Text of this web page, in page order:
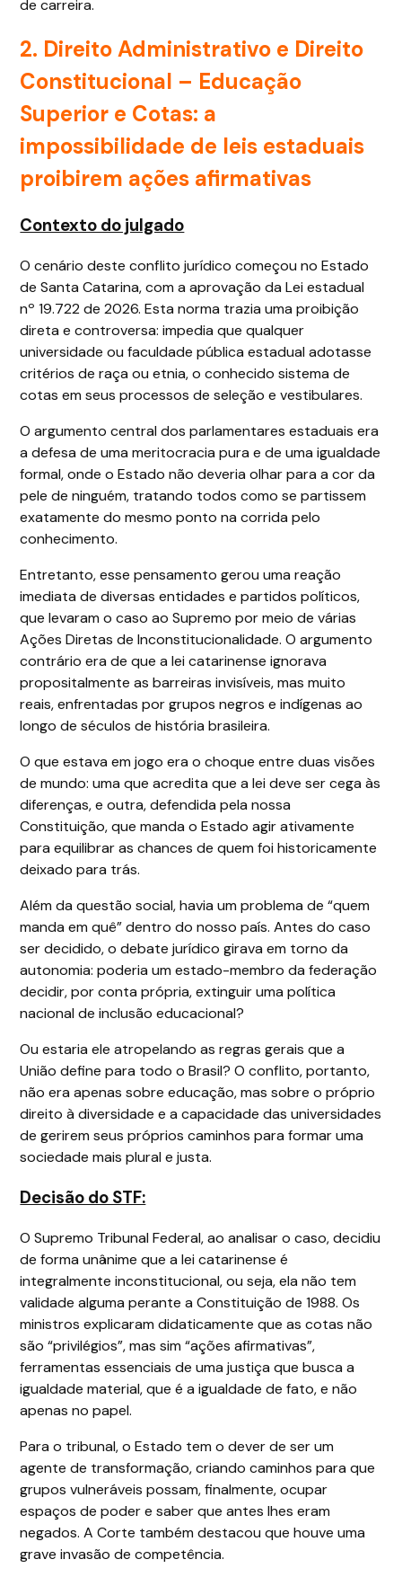
de carreira.
2. Direito Administrativo e Direito
Constitucional – Educação
Superior e Cotas: a
impossibilidade de leis estaduais
proibirem ações afirmativas
Contexto do julgado
O cenário deste conflito jurídico começou no Estado
de Santa Catarina, com a aprovação da Lei estadual
nº 19.722 de 2026. Esta norma trazia uma proibição
direta e controversa: impedia que qualquer
universidade ou faculdade pública estadual adotasse
critérios de raça ou etnia, o conhecido sistema de
cotas em seus processos de seleção e vestibulares.
O argumento central dos parlamentares estaduais era
a defesa de uma meritocracia pura e de uma igualdade
formal, onde o Estado não deveria olhar para a cor da
pele de ninguém, tratando todos como se partissem
exatamente do mesmo ponto na corrida pelo
conhecimento.
Entretanto, esse pensamento gerou uma reação
imediata de diversas entidades e partidos políticos,
que levaram o caso ao Supremo por meio de várias
Ações Diretas de Inconstitucionalidade. O argumento
contrário era de que a lei catarinense ignorava
propositalmente as barreiras invisíveis, mas muito
reais, enfrentadas por grupos negros e indígenas ao
longo de séculos de história brasileira.
O que estava em jogo era o choque entre duas visões
de mundo: uma que acredita que a lei deve ser cega às
diferenças, e outra, defendida pela nossa
Constituição, que manda o Estado agir ativamente
para equilibrar as chances de quem foi historicamente
deixado para trás.
Além da questão social, havia um problema de “quem
manda em quê” dentro do nosso país. Antes do caso
ser decidido, o debate jurídico girava em torno da
autonomia: poderia um estado-membro da federação
decidir, por conta própria, extinguir uma política
nacional de inclusão educacional?
Ou estaria ele atropelando as regras gerais que a
União define para todo o Brasil? O conflito, portanto,
não era apenas sobre educação, mas sobre o próprio
direito à diversidade e a capacidade das universidades
de gerirem seus próprios caminhos para formar uma
sociedade mais plural e justa.
Decisão do STF:
O Supremo Tribunal Federal, ao analisar o caso, decidiu
de forma unânime que a lei catarinense é
integralmente inconstitucional, ou seja, ela não tem
validade alguma perante a Constituição de 1988. Os
ministros explicaram didaticamente que as cotas não
são “privilégios”, mas sim “ações afirmativas”,
ferramentas essenciais de uma justiça que busca a
igualdade material, que é a igualdade de fato, e não
apenas no papel.
Para o tribunal, o Estado tem o dever de ser um
agente de transformação, criando caminhos para que
grupos vulneráveis possam, finalmente, ocupar
espaços de poder e saber que antes lhes eram
negados. A Corte também destacou que houve uma
grave invasão de competência.